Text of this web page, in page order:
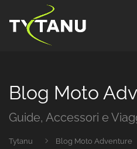
Blog Moto
Guide, Accessori e
Tytanu Blog Moto Adventure